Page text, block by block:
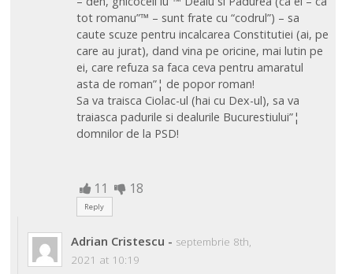
tot romanu”™ – sunt frate cu “codrul”) – sa
caute scuze pentru incalcarea Constitutiei (ai, pe
care au jurat), dand vina pe oricine, mai lutin pe
ei, care refuza sa faca ceva pentru amaratul
asta de roman”¦ de popor roman!
Sa va traisca Ciolac-ul (hai cu Dex-ul), sa va
traiasca padurile si dealurile Bucurestiului”¦
domnilor de la PSD!
11 18
Reply
Adrian Cristescu - septembrie 8th,
2021 at 10:19